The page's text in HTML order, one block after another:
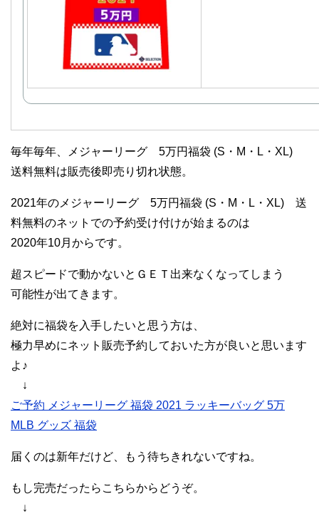
毎年毎年、メジャーリーグ 5万円福袋 (S・M・L・XL)
送料無料は販売後即売り切れ状態。
2021年のメジャーリーグ 5万円福袋 (S・M・L・XL) 送
料無料のネットでの予約受け付けが始まるのは
2020年10月からです。
超スピードで動かないとＧＥＴ出来なくなってしまう
可能性が出てきます。
絶対に福袋を入手したいと思う方は、
極力早めにネット販売予約しておいた方が良いと思います
よ♪
↓
ご予約 メジャーリーグ 福袋 2021 ラッキーバッグ 5万
MLB グッズ 福袋
届くのは新年だけど、もう待ちきれないですね。
もし完売だったらこちらからどうぞ。
↓